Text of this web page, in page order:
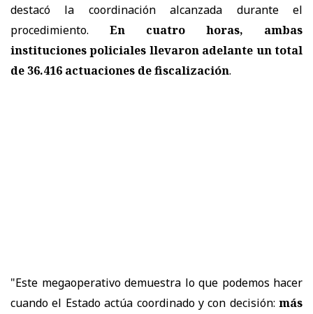
destacó la coordinación alcanzada durante el
procedimiento. En cuatro horas, ambas
instituciones policiales llevaron adelante un total
de 36.416 actuaciones de fiscalización.
"Este megaoperativo demuestra lo que podemos hacer
cuando el Estado actúa coordinado y con decisión: más